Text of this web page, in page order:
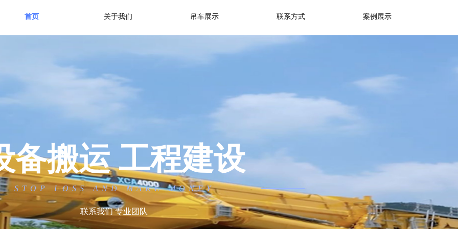
备搬运 工程建设
联系我们 专业团队
STOP LOSS AND MAKE MONEY
首页 关于我们 吊车展示 联系方式 案例展示